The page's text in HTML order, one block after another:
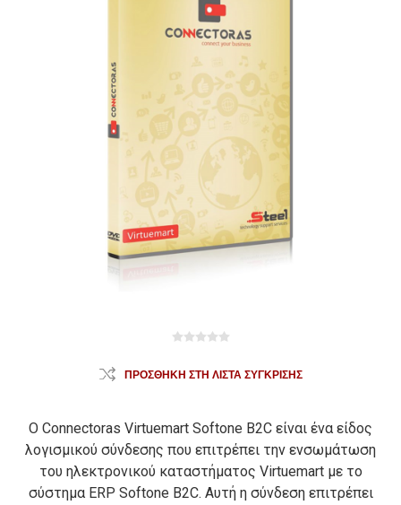
ΠΡΟΣΘΉΚΗ ΣΤΗ ΛΊΣΤΑ ΣΎΓΚΡΙΣΗΣ
Ο Connectoras Virtuemart Softone B2C είναι ένα είδος
λογισμικού σύνδεσης που επιτρέπει την ενσωμάτωση
του ηλεκτρονικού καταστήματος Virtuemart με το
σύστημα ERP Softone B2C. Αυτή η σύνδεση επιτρέπει